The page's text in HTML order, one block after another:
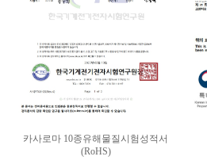
카사로마 10종유해물질시험성적서
(RoHS)